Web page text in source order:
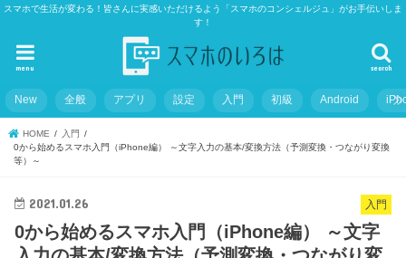
スマホで生活が変わる！皆さんに実感いただけるよう「スマホのコンシェルジュ」がお手伝いしま
す！
search
menu
New 全般 アプリ 設定 入門 初級 Android
HOME
入門
0から始めるスマホ入門（iPhone編） ～文字入力の基本/変換方法（予測変換・つながり変換
等）～
入門
2021.01.26
0から始めるスマホ入門（iPhone編） ～文字